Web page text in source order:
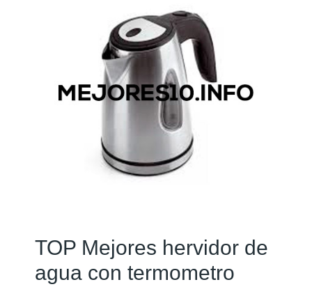
TOP Mejores hervidor de
agua con termometro